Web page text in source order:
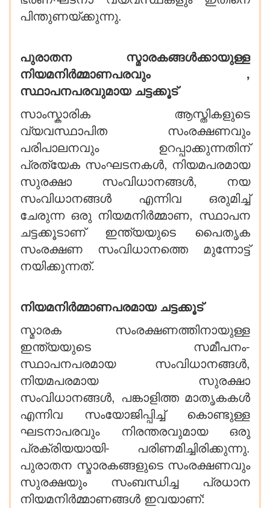
പിന്തുണയ്ക്കുന്നു.
പുരാതന സ്മാരകങ്ങൾക്കായുള്ള
നിയമനിർമ്മാണപരവും ,
സ്ഥാപനപരവുമായ ചട്ടക്കൂട്
സാംസ്കാരിക ആസ്തികളുടെ
വ്യവസ്ഥാപിത സംരക്ഷണവും
പരിപാലനവും ഉറപ്പാക്കുന്നതിന്
പ്രത്യേക സംഘടനകൾ, നിയമപരമായ
സുരക്ഷാ സംവിധാനങ്ങൾ, നയ
സംവിധാനങ്ങൾ എന്നിവ ഒരുമിച്ച്
ചേരുന്ന ഒരു നിയമനിർമ്മാണ, സ്ഥാപന
ചട്ടക്കൂടാണ് ഇന്ത്യയുടെ പൈതൃക
സംരക്ഷണ സംവിധാനത്തെ മുന്നോട്ട്
നയിക്കുന്നത്.
നിയമനിർമ്മാണപരമായ ചട്ടക്കൂട്
സ്മാരക സംരക്ഷണത്തിനായുള്ള
ഇന്ത്യയുടെ സമീപനം-
സ്ഥാപനപരമായ സംവിധാനങ്ങൾ,
നിയമപരമായ സുരക്ഷാ
സംവിധാനങ്ങൾ, പങ്കാളിത്ത മാതൃകകൾ
എന്നിവ സംയോജിപ്പിച്ച് കൊണ്ടുള്ള
ഘടനാപരവും നിരന്തരവുമായ ഒരു
പ്രക്രിയയായി- പരിണമിച്ചിരിക്കുന്നു.
പുരാതന സ്മാരകങ്ങളുടെ സംരക്ഷണവും
സുരക്ഷയും സംബന്ധിച്ച പ്രധാന
നിയമനിർമ്മാണങ്ങൾ ഇവയാണ്: